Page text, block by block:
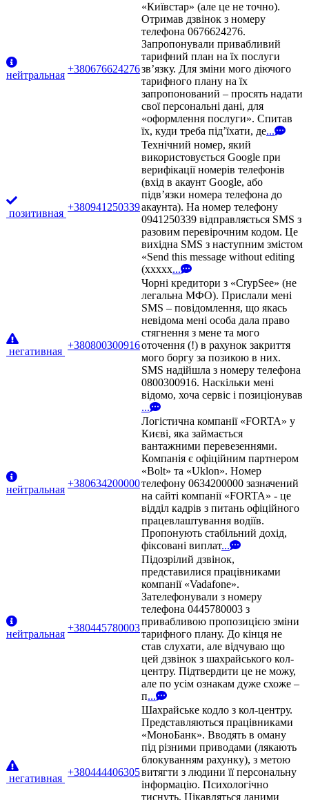
нейтральная
+380676624276
«Київстар» (але це не точно).
Отримав дзвінок з номеру
телефона 0676624276.
Запропонували привабливий
тарифний план на їх послуги
зв’язку. Для зміни мого діючого
тарифного плану на їх
запропонований – просять надати
свої персональні дані, для
«оформлення послуги». Спитав
їх, куди треба під’їхати, де...
позитивная
+380941250339
Технічний номер, який
використовується Google при
верифікації номерів телефонів
(вхід в акаунт Google, або
підв’язки номера телефона до
акаунта). На номер телефону
0941250339 відправляється SMS з
разовим перевірочним кодом. Це
вихідна SMS з наступним змістом
«Send this message without editing
(xxxxx...
негативная
+380800300916
Чорні кредитори з «CrypSee» (не
легальна МФО). Прислали мені
SMS – повідомлення, що якась
невідома мені особа дала право
стягнення з мене та мого
оточення (!) в рахунок закриття
мого боргу за позикою в них.
SMS надійшла з номеру телефона
0800300916. Наскільки мені
відомо, хоча сервіс і позиціонував
...
нейтральная
+380634200000
Логістична компанії «FORTA» у
Києві, яка займається
вантажними перевезеннями.
Компанія є офіційним партнером
«Bolt» та «Uklon». Номер
телефону 0634200000 зазначений
на сайті компанії «FORTA» - це
відділ кадрів з питань офіційного
працевлаштування водіїв.
Пропонують стабільний дохід,
фіксовані виплат...
нейтральная
+380445780003
Підозрілий дзвінок,
представилися працівниками
компанії «Vadafone».
Зателефонували з номеру
телефона 0445780003 з
привабливою пропозицією зміни
тарифного плану. До кінця не
став слухати, але відчуваю що
цей дзвінок з шахрайського кол-
центру. Підтвердити це не можу,
але по усім ознакам дуже схоже –
п...
негативная
+380444406305
Шахрайське кодло з кол-центру.
Представляються працівниками
«МоноБанк». Вводять в оману
під різними приводами (лякають
блокуванням рахунку), з метою
витягти з людини її персональну
інформацію. Психологічно
тиснуть. Цікавляться даними